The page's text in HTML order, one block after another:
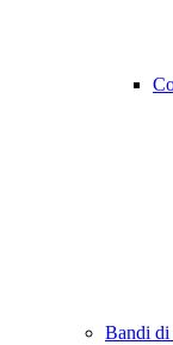
Bandi di